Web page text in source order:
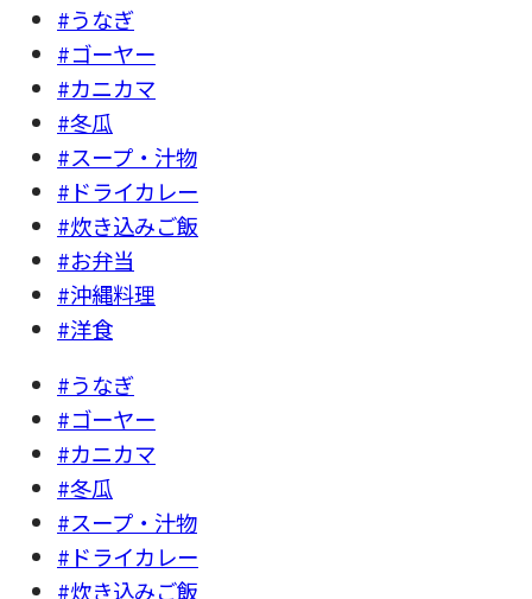
#うなぎ
#ゴーヤー
#カニカマ
#冬瓜
#スープ・汁物
#ドライカレー
#炊き込みご飯
#お弁当
#沖縄料理
#洋食
#うなぎ
#ゴーヤー
#カニカマ
#冬瓜
#スープ・汁物
#ドライカレー
#炊き込みご飯